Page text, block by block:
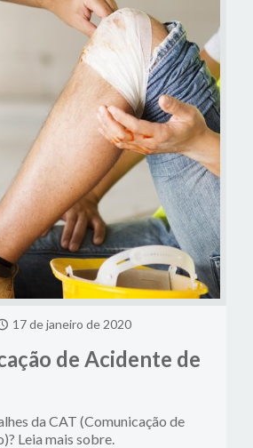
17 de janeiro de 2020
de Acidente de
da CAT (Comunicação de
Leia mais sobre.